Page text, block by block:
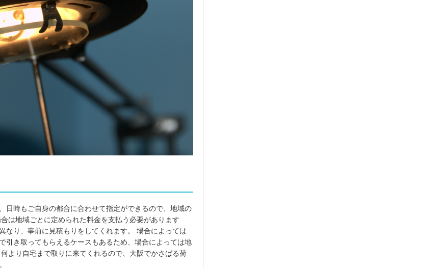
日時もご自身の都合に合わせて指定ができるので、地域の
は地域ごとに定められた料金を支払う必要があります
なり、事前に見積もりをしてくれます。 場合によっては
引き取ってもらえるケースもあるため、場合によっては地
より自宅まで取りに来てくれるので、大阪でかさばる荷